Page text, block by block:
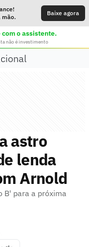
mão.
Baixe agora
com o assistente.
não é investimento
astro
lenda
Arnold
B' para a próxima